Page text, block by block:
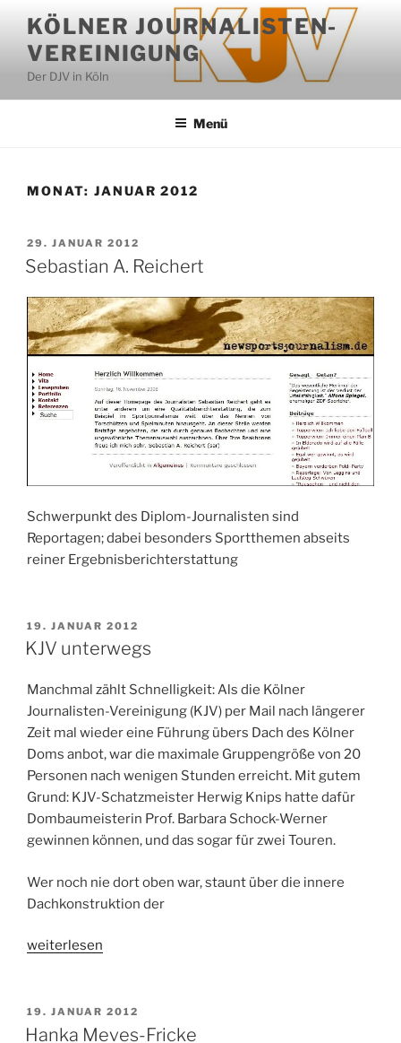
Inhalt
springen
KÖLNER JOURNALISTEN-
VEREINIGUNG
Der DJV in Köln
Menü
MONAT: JANUAR 2012
VERÖFFENTLICHT
AM
29. JANUAR 2012
Sebastian A. Reichert
Schwerpunkt des Diplom-Journalisten sind
Reportagen; dabei besonders Sportthemen abseits
reiner Ergebnisberichterstattung
VERÖFFENTLICHT
AM
19. JANUAR 2012
KJV unterwegs
Manchmal zählt Schnelligkeit: Als die Kölner
Journalisten-Vereinigung (KJV) per Mail nach längerer
Zeit mal wieder eine Führung übers Dach des Kölner
Doms anbot, war die maximale Gruppengröße von 20
Personen nach wenigen Stunden erreicht. Mit gutem
Grund: KJV-Schatzmeister Herwig Knips hatte dafür
Dombaumeisterin Prof. Barbara Schock-Werner
gewinnen können, und das ­sogar für zwei Touren.
Wer noch nie dort oben war, staunt über die ­innere
Dachkonstruktion der
„KJV
weiterlesen
VERÖFFENTLICHT
AM
19. JANUAR 2012
Hanka Meves-Fricke